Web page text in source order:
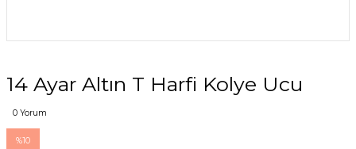
14 Ayar Altın T Harfi Kolye Ucu
0 Yorum
%10